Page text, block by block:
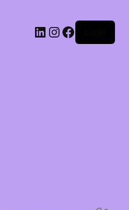
LinkedIn
Instagram
Facebook